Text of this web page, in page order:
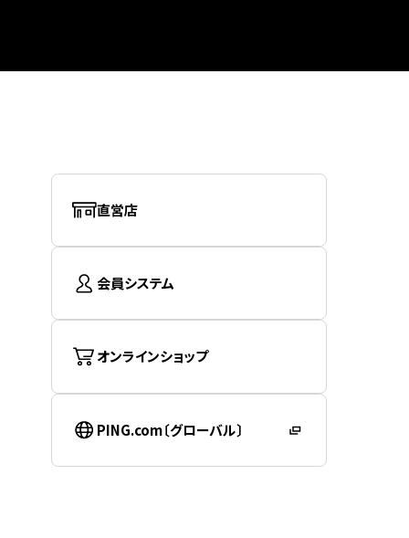
直営店
会員システム
オンラインショップ
PING.com〔グローバル〕